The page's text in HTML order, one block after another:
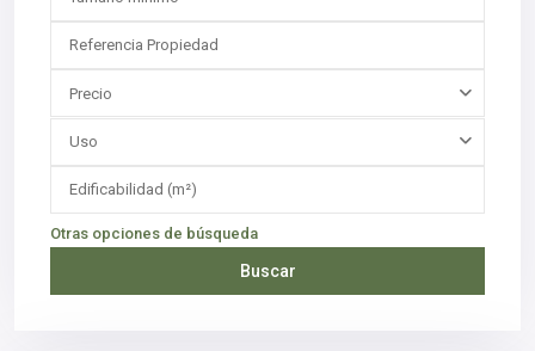
Precio
Uso
Otras opciones de búsqueda
Buscar